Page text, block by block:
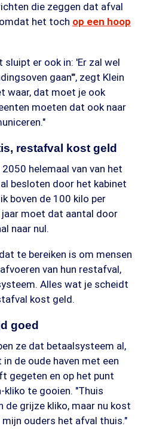
die zeggen dat afval
het toch op een hoop
sluipt er ook in: 'Er zal wel
gaan'", zegt Klein
waar, dat moet je ook
moeten dat ook naar
restafval kost geld
helemaal van van het
besloten door het kabinet
boven de 100 kilo per
jaar moet dat aantal door
naar nul.
te bereiken is om mensen
van hun restafval,
Alles wat je scheidt
kost geld.
goed
ze dat betaalsysteem al,
de oude haven met een
gegeten en op het punt
te gooien. "Thuis
de grijze kliko, maar nu kost
ouders het afval thuis."